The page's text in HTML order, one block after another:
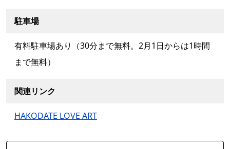
駐車場
有料駐車場あり（30分まで無料。2月1日からは1時間
まで無料）
関連リンク
HAKODATE LOVE ART